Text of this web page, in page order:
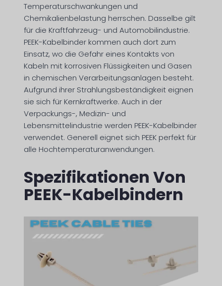
Temperaturschwankungen und
Chemikalienbelastung herrschen. Dasselbe gilt
für die Kraftfahrzeug- und Automobilindustrie.
PEEK-Kabelbinder kommen auch dort zum
Einsatz, wo die Gefahr eines Kontakts von
Kabeln mit korrosiven Flüssigkeiten und Gasen
in chemischen Verarbeitungsanlagen besteht.
Aufgrund ihrer Strahlungsbeständigkeit eignen
sie sich für Kernkraftwerke. Auch in der
Verpackungs-, Medizin- und
Lebensmittelindustrie werden PEEK-Kabelbinder
verwendet. Generell eignet sich PEEK perfekt für
alle Hochtemperaturanwendungen.
Spezifikationen Von
PEEK-Kabelbindern